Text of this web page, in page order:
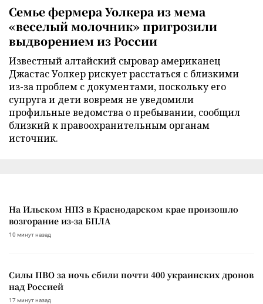
Семье фермера Уолкера из мема
«веселый молочник» пригрозили
выдворением из России
Известный алтайский сыровар американец
Джастас Уолкер рискует расстаться с близкими
из-за проблем с документами, поскольку его
супруга и дети вовремя не уведомили
профильные ведомства о пребывании, сообщил
близкий к правоохранительным органам
источник.
На Ильском НПЗ в Краснодарском крае произошло
возгорание из-за БПЛА
10 минут назад
Силы ПВО за ночь сбили почти 400 украинских дронов
над Россией
17 минут назад